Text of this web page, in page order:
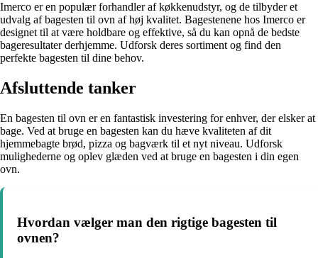
Imerco er en populær forhandler af køkkenudstyr, og de tilbyder et
udvalg af bagesten til ovn af høj kvalitet. Bagestenene hos Imerco er
designet til at være holdbare og effektive, så du kan opnå de bedste
bageresultater derhjemme. Udforsk deres sortiment og find den
perfekte bagesten til dine behov.
Afsluttende tanker
En bagesten til ovn er en fantastisk investering for enhver, der elsker at
bage. Ved at bruge en bagesten kan du hæve kvaliteten af dit
hjemmebagte brød, pizza og bagværk til et nyt niveau. Udforsk
mulighederne og oplev glæden ved at bruge en bagesten i din egen
ovn.
Hvordan vælger man den rigtige bagesten til
ovnen?